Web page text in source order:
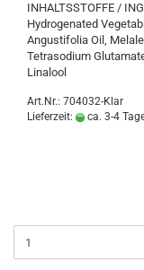
INHALTSSTOFFE /
Hydrogenated
Angustifolia Oil,
Tetrasodium
Linalool
Art.Nr.: 704032-Klar
Lieferzeit:
ca. 3-4